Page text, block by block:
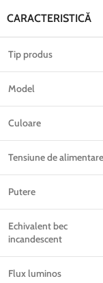
CARACTERISTICĂ
Tip produs
Model
Culoare
Tensiune de alimentare
Putere
Echivalent bec
incandescent
Flux luminos